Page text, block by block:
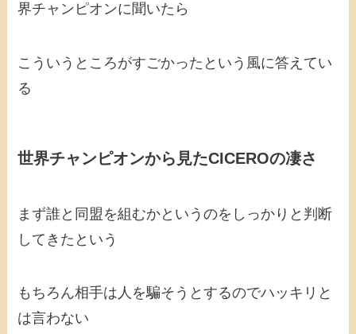
界チャンピオンに聞いたら
こういうところがすごかったという風に答えてい
る
世界チャンピオンから見たCICEROの凄さ
まず誰と同盟を組むかというのをしっかりと判断
してきたという
もちろん相手は人を騙そうとするのでハッキリと
は言わない